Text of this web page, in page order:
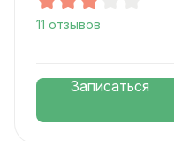
11 отзывов
Записаться